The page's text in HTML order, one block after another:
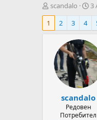
А
в
о
scandalo
Н
а
а
л
н
а
Д
а
т
а
3
1
2 3 4
scandalo
Редовен
Потребител